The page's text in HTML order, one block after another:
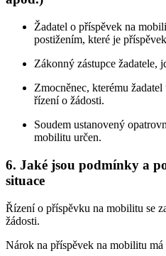
Žadatel o příspěvek na
postižením, které je
Zákonný zástupce žadatele,
Zmocněnec, kterému
řízení o žádosti.
Soudem ustanovený
mobilitu určen.
6. Jaké jsou podmínky a
situace
Řízení o příspěvku na mobilitu se
žádosti.
Nárok na příspěvek na mobilitu má